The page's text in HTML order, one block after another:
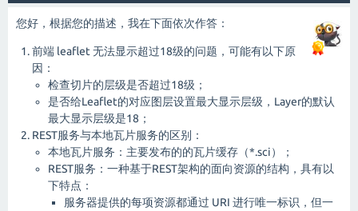
您好，根据您的描述，我在下面依次作答：
前端 leaflet 无法显示超过18级的问题，可能有以下原
因：
检查切片的层级是否超过18级；
是否给Leaflet的对应图层设置最大显示层级，Layer的默认
最大显示层级是18；
REST服务与本地瓦片服务的区别：
本地瓦片服务：主要发布的的瓦片缓存（*.sci）；
REST服务：一种基于REST架构的面向资源的结构，具有以
下特点：
服务器提供的每项资源都通过 URI 进行唯一标识，但一